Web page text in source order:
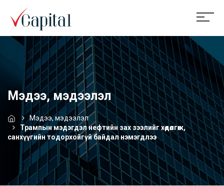
Мэдээ, мэдээлэл
Мэдээ, мэдээлэл
Трампын мэдэгдэл нефтийн зах зээлийг хөдөлгөж,
санхүүгийн тодорхойгүй байдал нэмэгдлээ